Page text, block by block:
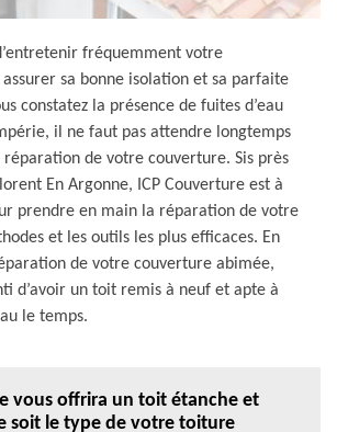
fréquemment votre
sa bonne isolation et sa parfaite
constatez la présence de fuites d’eau
il ne faut pas attendre longtemps
réparation de votre couverture. Sis près
En Argonne, ICP Couverture est à
prendre en main la réparation de votre
et les outils les plus efficaces. En
de votre couverture abimée,
d’avoir un toit remis à neuf et apte à
le temps.
vous offrira un toit étanche et
soit le type de votre toiture